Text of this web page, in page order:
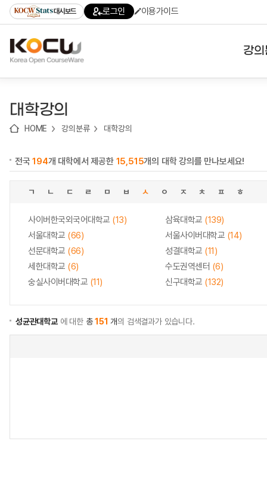
기
기
기
content)
가
대시보드 로그인 이용가이드
강
대학강의
HOME 강의분류 대학강의
전국194개 대학에서 제공한 15,515개의 대학 강의를 만나보세요!
ㄱ ㄴ ㄷ ㄹ ㅁ ㅂ ㅅ ㅇ ㅈ ㅊ ㅍ ㅎ
사이버한국외국어대학교 (13) 삼육대학교 (139)
서울대학교 (66) 서울사이버대학교 (14)
선문대학교 (66) 성결대학교 (11)
세한대학교 (6) 수도권역센터 (6)
숭실사이버대학교 (11) 신구대학교 (132)
성균관대학교에 대한총151 개의 검색결과가 있습니다.